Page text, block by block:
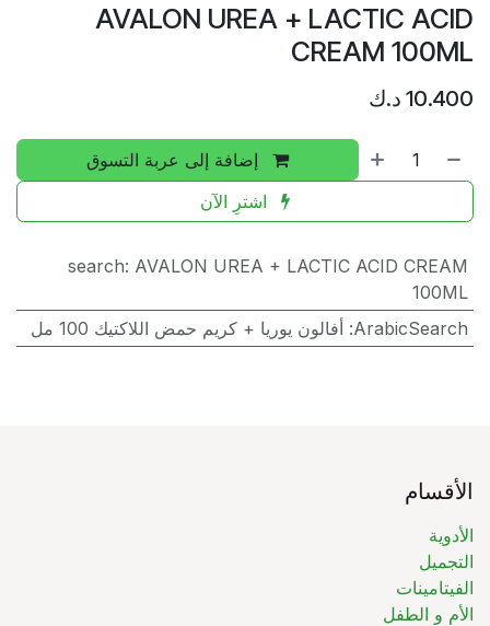
AVALON UREA + LACTIC ACID
CREAM 100ML
10.400 د.ك
إضافة إلى عربة التسوق
اشترِ الآن
search: AVALON UREA + LACTIC ACID CREAM
100ML
ArabicSearch
: أفالون يوريا + كريم حمض اللاكتيك 100 مل
الأقسام
الأدوية
التجميل
الفيتامينات
الأم و الطفل